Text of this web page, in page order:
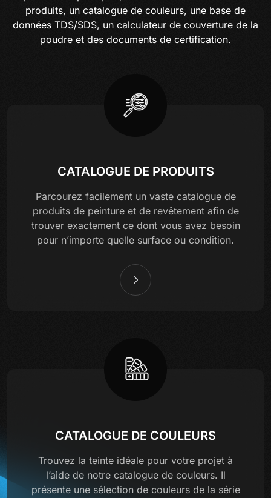
produits, un catalogue de couleurs, une base de
données TDS/SDS, un calculateur de couverture de la
poudre et des documents de certification.
CATALOGUE DE PRODUITS
Parcourez facilement un vaste catalogue de
produits de peinture et de revêtement afin de
trouver exactement ce dont vous avez besoin
pour n’importe quelle surface ou condition.
CATALOGUE DE COULEURS
Trouvez la teinte idéale pour votre projet à
l’aide de notre catalogue de couleurs. Il
présente une sélection de couleurs de la série